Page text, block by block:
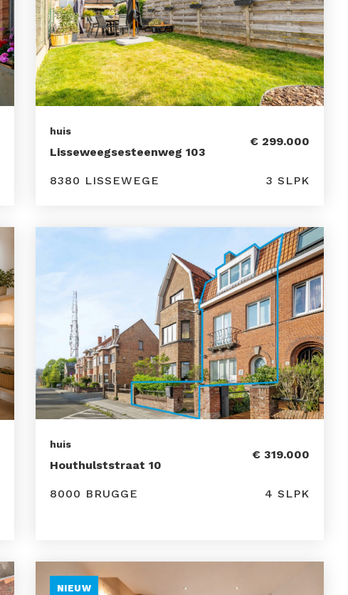
huis
Lisseweegsesteenweg 103
€ 299.000
8380 LISSEWEGE 3 SLPK
huis
Houthulststraat 10
€ 319.000
8000 BRUGGE 4 SLPK
NIEUW